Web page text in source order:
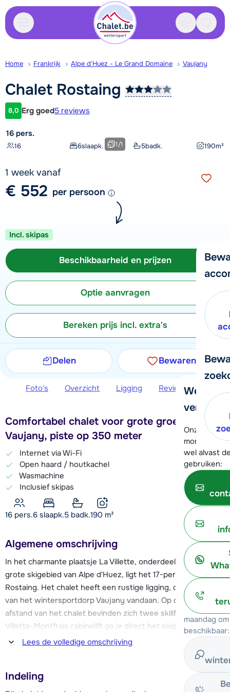
Contact
We
verder!
Onze
moment
wel alvast
gebruiken:
maandag
beschikbaar:
Home Frankrijk Alpe d'Huez - Le Grand Domaine Vaujany
Chalet Rostaing
Klantwaardering
8,0 Erg goed5 reviews
16 pers.
16 6slaapk. 5badk. 190m²
1/1
1 week vanaf
€ 552 per persoon
Incl. skipas
Beschikbaarheid en prijzen
Optie aanvragen
Bereken prijs incl. extra's
Delen Bewaren
Foto's Overzicht Ligging Reviews
Comfortabel chalet voor grote groep bij
Vaujany, piste op 350 meter
Internet via Wi-Fi
Open haard / houtkachel
Wasmachine
Inclusief skipas
16 pers.6 slaapk.5 badk.190 m²
Algemene omschrijving
In het charmante plaatsje La Villette, onderdeel van het
grote skigebied van Alpe d'Huez, ligt het 17-persoons chalet
Rostaing. Het chalet heeft een rustige ligging, ongeveer 1 km
van het wintersportdorp Vaujany vandaan. Op ca. 500 meter
afstand van het chalet bevinden zich twee skiliften. Met de
Villette-Montfrais cabinelift ga je direct het skigebied van
Alpe d'Huez in. Je kunt ook met de Vaujany-Villette cabinelift
naar Vaujany, waar de Vaujany-Alpette cabinelift je
vervolgens direct naar de Dôme des Petites Rousses
brengt, op 2800 meter hoogte. Aan het einde van je skidag
Lees de volledige omschrijving
Indeling